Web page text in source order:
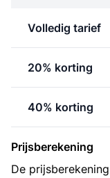
Volledig tarief
20% korting
40% korting
Prijsberekening
De